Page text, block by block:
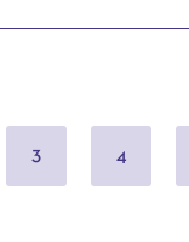
3 4